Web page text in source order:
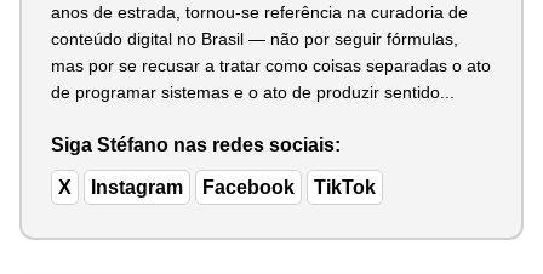
anos de estrada, tornou-se referência na curadoria de
conteúdo digital no Brasil — não por seguir fórmulas,
mas por se recusar a tratar como coisas separadas o ato
de programar sistemas e o ato de produzir sentido...
Siga Stéfano nas redes sociais:
X Instagram Facebook TikTok